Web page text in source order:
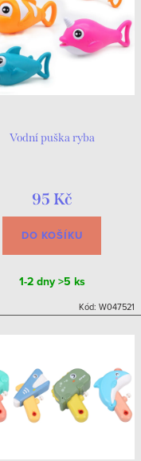
Vodní puška ryba
95 Kč
DO KOŠÍKU
1-2 dny >5 ks
Kód: W047521